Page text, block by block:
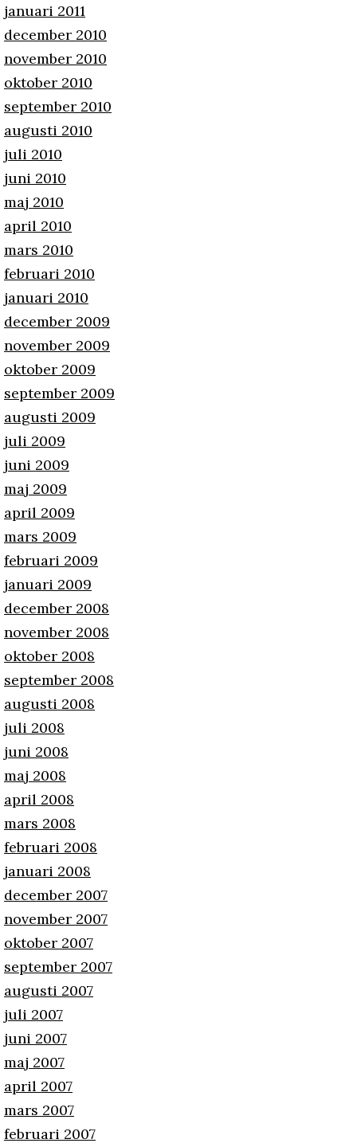
januari 2011
december 2010
november 2010
oktober 2010
september 2010
augusti 2010
juli 2010
juni 2010
maj 2010
april 2010
mars 2010
februari 2010
januari 2010
december 2009
november 2009
oktober 2009
september 2009
augusti 2009
juli 2009
juni 2009
maj 2009
april 2009
mars 2009
februari 2009
januari 2009
december 2008
november 2008
oktober 2008
september 2008
augusti 2008
juli 2008
juni 2008
maj 2008
april 2008
mars 2008
februari 2008
januari 2008
december 2007
november 2007
oktober 2007
september 2007
augusti 2007
juli 2007
juni 2007
maj 2007
april 2007
mars 2007
februari 2007